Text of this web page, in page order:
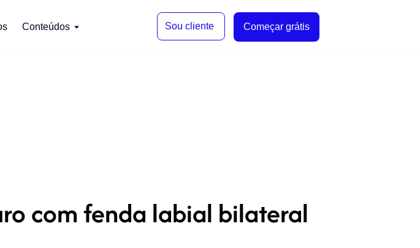
Conteúdos Sou cliente Começar grátis
com fenda labial bilateral